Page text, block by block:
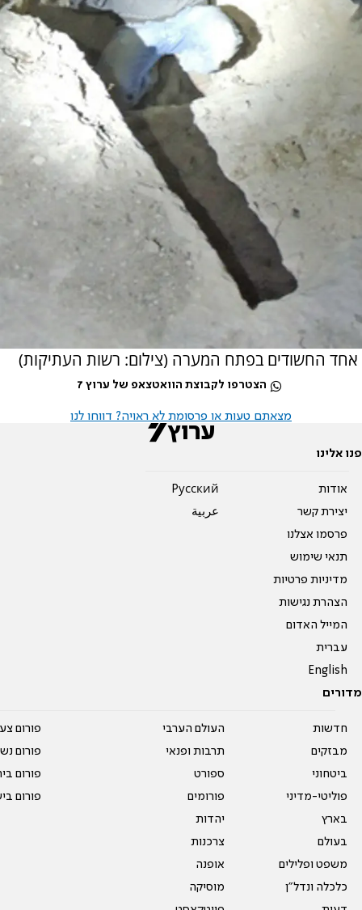
אחד החשודים בפתח המערה (צילום: רשות העתיקות)
הצטרפו לקבוצת הוואטצאפ של ערוץ 7
מצאתם טעות או פרסומת לא ראויה? דווחו לנו
פנו אלינו
אודות
יצירת קשר
פרסמו אצלנו
תנאי שימוש
מדיניות פרטיות
הצהרת נגישות
המייל האדום
עברית
English
Pусский
عربية
מדורים
חדשות
מבזקים
ביטחוני
פוליטי-מדיני
בארץ
בעולם
משפט ופלילים
כלכלה ונדל"ן
העולם הערבי
תרבות ופנאי
ספורט
פורומים
יהדות
צרכנות
אופנה
מוסיקה
פורום
פורום
פורום
פורום